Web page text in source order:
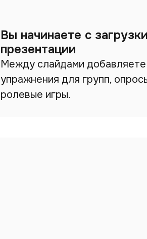
Вы начинаете с
презентации
Между слайдами добавляете
упражнения для групп,
ролевые игры.